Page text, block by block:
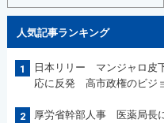
人気記事ランキング
1
日本リリー マンジャロ皮
応に反発 高市政権のビジ
2
厚労省幹部人事 医薬局長